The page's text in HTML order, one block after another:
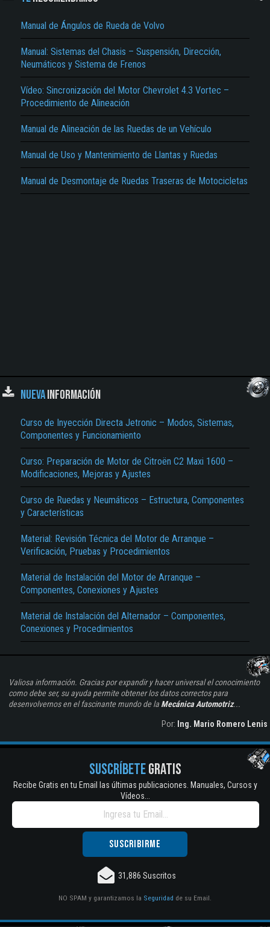
Manual de Ángulos de Rueda de Volvo
Manual: Sistemas del Chasis – Suspensión, Dirección,
Neumáticos y Sistema de Frenos
Vídeo: Sincronización del Motor Chevrolet 4.3 Vortec –
Procedimiento de Alineación
Manual de Alineación de las Ruedas de un Vehículo
Manual de Uso y Mantenimiento de Llantas y Ruedas
Manual de Desmontaje de Ruedas Traseras de Motocicletas
NUEVAINFORMACIÓN
Curso de Inyección Directa Jetronic – Modos, Sistemas,
Componentes y Funcionamiento
Curso: Preparación de Motor de Citroën C2 Maxi 1600 –
Modificaciones, Mejoras y Ajustes
Curso de Ruedas y Neumáticos – Estructura, Componentes
y Características
Material: Revisión Técnica del Motor de Arranque –
Verificación, Pruebas y Procedimientos
Material de Instalación del Motor de Arranque –
Componentes, Conexiones y Ajustes
Material de Instalación del Alternador – Componentes,
Conexiones y Procedimientos
Valiosa información. Gracias por expandir y hacer universal el conocimiento
como debe ser, su ayuda permite obtener los datos correctos para
desenvolvernos en el fascinante mundo de la Mecánica Automotriz...
Por: Ing. Mario Romero Lenis
SUSCRÍBETEGRATIS
Recibe Gratis en tu Email las últimas publicaciones. Manuales, Cursos y
Vídeos...
31,886 Suscritos
NO SPAM y garantizamos la Seguridad de su Email.
El Título es incorrecto según el contenido.
Texto o Imagen de portada son erróneos.
No carga o no se visualiza el contenido.
Reportar otro tipo de error...